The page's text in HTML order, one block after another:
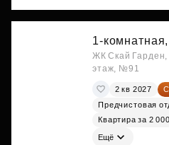
1-комнатная,
ЖК Скай Гарден,
этаж, №91
2 кв 2027
Предчистовая
Квартира за 2
Ещё